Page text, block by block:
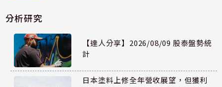
分析研究
【達人分享】2026/08/09 股泰盤勢統
計
日本塗料上修全年營收展望，但獲利